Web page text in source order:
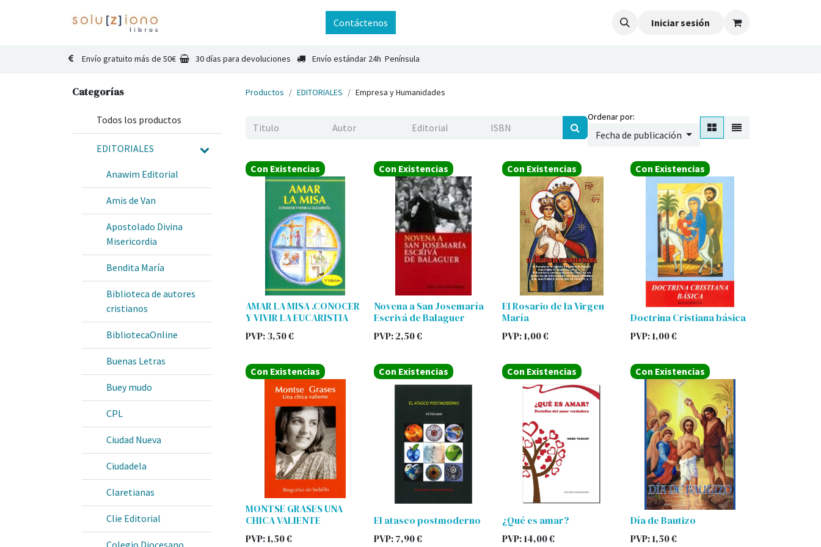
Contáctenos Iniciar sesión
Envío gratuito más de 50€ 30 días para devoluciones Envío estándar 24h Península
Categorías
Todos los productos
EDITORIALES
Anawim Editorial
Amis de Van
Apostolado Divina
Misericordia
Bendita María
Biblioteca de autores
cristianos
BibliotecaOnline
Buenas Letras
Buey mudo
CPL
Ciudad Nueva
Ciudadela
Claretianas
Clie Editorial
Colegio Diocesano
Productos EDITORIALES Empresa y Humanidades
Ordenar por:
Fecha de publicación
Con Existencias
AMAR LA MISA .CONOCER
Y VIVIR LA EUCARISTIA
PVP:3,50€
Con Existencias
Novena a San Josemaría
Escrivá de Balaguer
PVP:2,50€
Con Existencias
El Rosario de la Virgen
María
PVP:1,00€
Con Existencias
Doctrina Cristiana básica
PVP:1,00€
Con Existencias
MONTSE GRASES UNA
CHICA VALIENTE
PVP:1,50€
Con Existencias
El atasco postmoderno
PVP:7,90€
Con Existencias
¿Qué es amar?
PVP:14,00€
Con Existencias
Día de Bautizo
PVP:1,50€